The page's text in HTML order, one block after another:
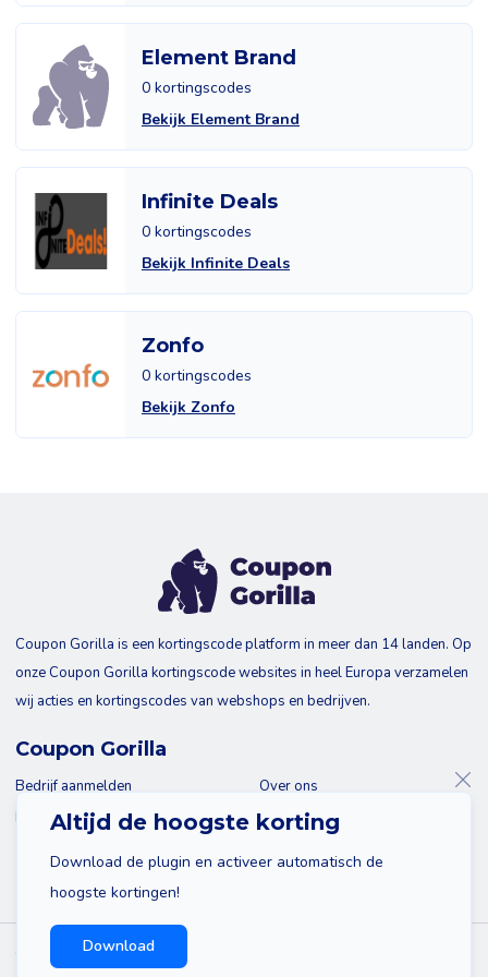
Element Brand
0 kortingscodes
Bekijk Element Brand
Infinite Deals
0 kortingscodes
Bekijk Infinite Deals
Zonfo
0 kortingscodes
Bekijk Zonfo
Altijd de hoogste korting
Download de plugin en activeer automatisch de
hoogste kortingen!
Download
Coupon Gorilla is een kortingscode platform in meer dan 14 landen. Op
onze Coupon Gorilla kortingscode websites in heel Europa verzamelen
wij acties en kortingscodes van webshops en bedrijven.
Coupon Gorilla
Bedrijf aanmelden
Blog
Over ons
Contact
© 2026 Coupon Gorilla